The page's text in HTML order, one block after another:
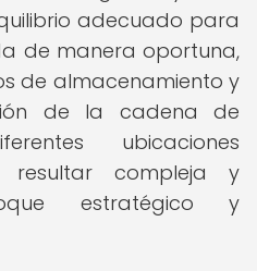
adecuado para
de manera oportuna,
de almacenamiento y
de la cadena de
ubicaciones
resultar compleja y
estratégico y